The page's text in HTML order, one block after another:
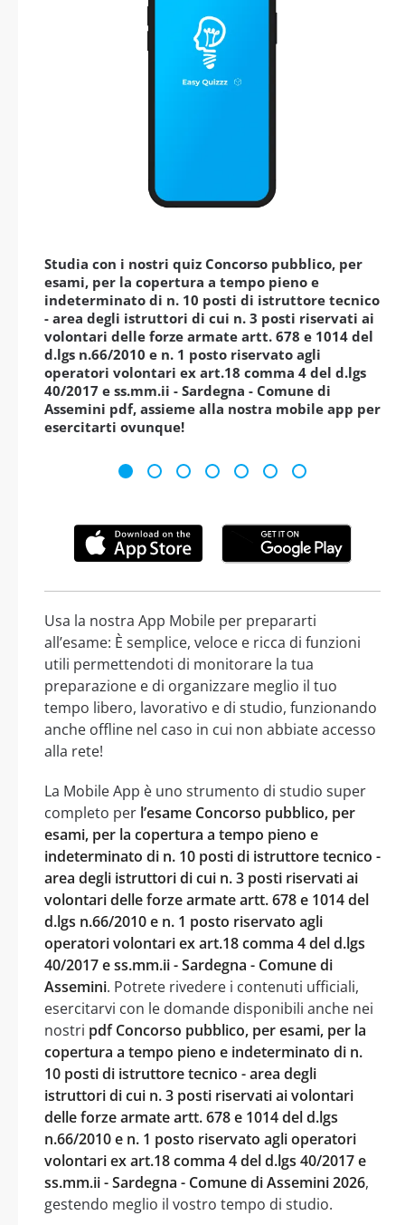
Studia con i nostri quiz Concorso pubblico, per
esami, per la copertura a tempo pieno e
indeterminato di n. 10 posti di istruttore tecnico
- area degli istruttori di cui n. 3 posti riservati ai
volontari delle forze armate artt. 678 e 1014 del
d.lgs n.66/2010 e n. 1 posto riservato agli
operatori volontari ex art.18 comma 4 del d.lgs
40/2017 e ss.mm.ii - Sardegna - Comune di
Assemini pdf, assieme alla nostra mobile app per
esercitarti ovunque!
Usa la nostra App Mobile per prepararti
all’esame: È semplice, veloce e ricca di funzioni
utili permettendoti di monitorare la tua
preparazione e di organizzare meglio il tuo
tempo libero, lavorativo e di studio, funzionando
anche offline nel caso in cui non abbiate accesso
alla rete!
La Mobile App è uno strumento di studio super
completo per l’esame Concorso pubblico, per
esami, per la copertura a tempo pieno e
indeterminato di n. 10 posti di istruttore tecnico -
area degli istruttori di cui n. 3 posti riservati ai
volontari delle forze armate artt. 678 e 1014 del
d.lgs n.66/2010 e n. 1 posto riservato agli
operatori volontari ex art.18 comma 4 del d.lgs
40/2017 e ss.mm.ii - Sardegna - Comune di
Assemini. Potrete rivedere i contenuti ufficiali,
esercitarvi con le domande disponibili anche nei
nostri pdf Concorso pubblico, per esami, per la
copertura a tempo pieno e indeterminato di n.
10 posti di istruttore tecnico - area degli
istruttori di cui n. 3 posti riservati ai volontari
delle forze armate artt. 678 e 1014 del d.lgs
n.66/2010 e n. 1 posto riservato agli operatori
volontari ex art.18 comma 4 del d.lgs 40/2017 e
ss.mm.ii - Sardegna - Comune di Assemini 2026,
gestendo meglio il vostro tempo di studio.